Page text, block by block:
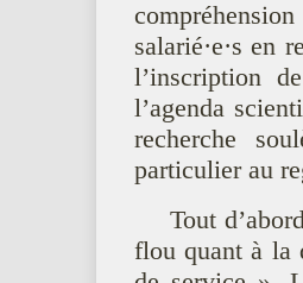
salarié·e·s en
l’inscription
l’agenda
recherche
particulier au
Tout
flou quant à la